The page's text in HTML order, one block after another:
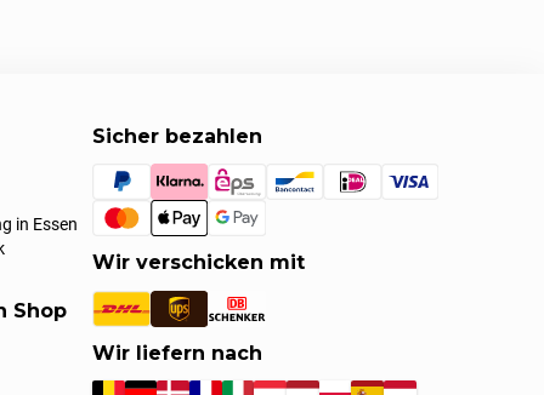
in Essen
Shop
Sicher bezahlen
Wir verschicken mit
Wir liefern nach